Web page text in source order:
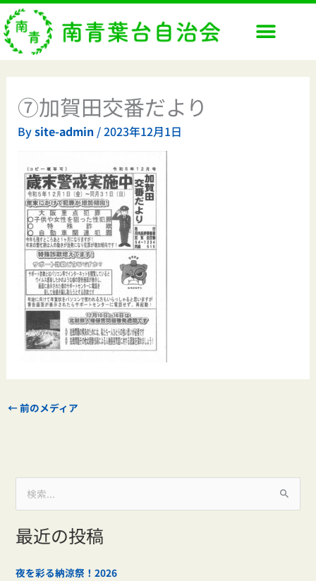
内
容
を
ス
キ
⑦加賀田交番だより
Bysite-admin /2023年12月1日
←前のメディア
索
対
:
最近の投稿
夜を彩る納涼祭！2026